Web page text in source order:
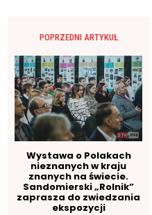
POPRZEDNI ARTYKUŁ
Wystawa o Polakach
nieznanych w kraju
znanych na świecie.
Sandomierski „Rolnik”
zaprasza do zwiedzania
ekspozycji